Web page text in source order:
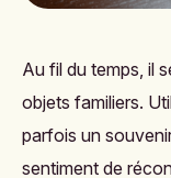
Au fil du temps, il
objets familiers.
parfois un
sentiment de